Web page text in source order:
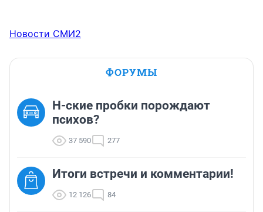
Новости СМИ2
ФОРУМЫ
Н-ские пробки порождают
психов?
37 590 277
Итоги встречи и комментарии!
12 126 84